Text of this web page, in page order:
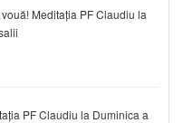
Meditația PF Claudiu la
PF Claudiu la Duminica a